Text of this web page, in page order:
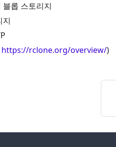
롭 스토리지
지
https://rclone.org/overview/)